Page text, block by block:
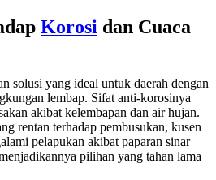
Korosi dan Cuaca
solusi yang ideal untuk daerah dengan
lembap. Sifat anti-korosinya
akibat kelembapan dan air hujan.
rentan terhadap pembusukan, kusen
pelapukan akibat paparan sinar
pilihan yang tahan lama